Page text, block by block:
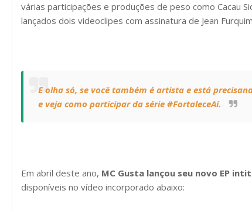
várias participações e produções de peso como Cacau
lançados dois videoclipes com assinatura de Jean
E olha só, se você também é artista e está
e veja como participar da série #FortaleceAí.
Em abril deste ano, MC Gusta lançou seu novo EP
disponíveis no vídeo incorporado abaixo: